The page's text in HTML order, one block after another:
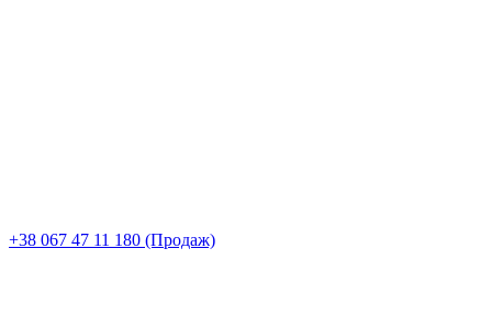
+38 067 47 11 180 (Продаж)